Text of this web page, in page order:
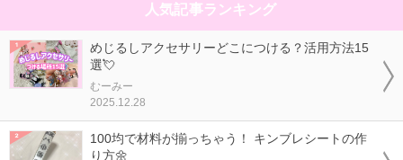
人気記事ランキング
めじるしアクセサリーどこにつける？活用方法15
選💘
むーみー
2025.12.28
100均で材料が揃っちゃう！ キンブレシートの作
り方🌼